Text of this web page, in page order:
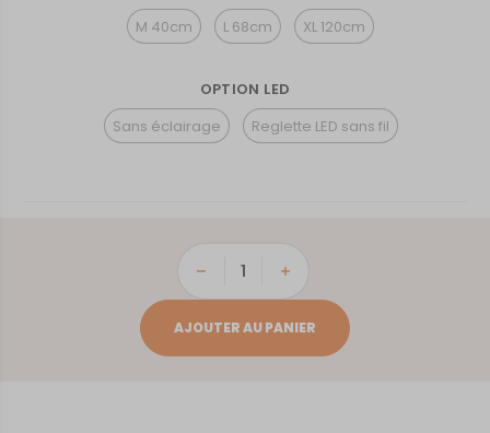
M 40cm
L 68cm XL 120cm
OPTION LED
Sans éclairage
Reglette LED sans fil
quantité
Anduze
AJOUTER AU PANIER